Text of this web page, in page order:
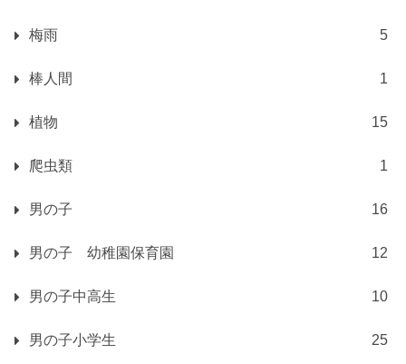
梅雨 5
棒人間 1
植物 15
爬虫類 1
男の子 16
男の子 幼稚園保育園 12
男の子中高生 10
男の子小学生 25